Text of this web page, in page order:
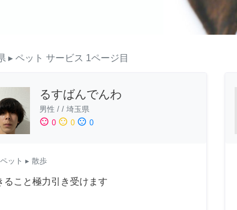
▸ ペット サービス 1ページ目
るすばんでんわ
男性 / / 埼玉県
sentiment_satisfied 0 sentiment_neutral 0 sentiment_dissatisfied 0
ペット ▸ 散歩
ること極力引き受けます